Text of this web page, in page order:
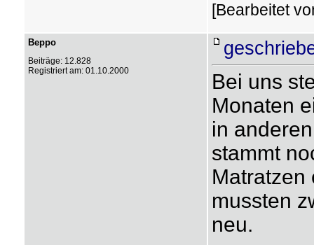
[Bearbeitet
Beppo
Beiträge: 12.828
Registriert am: 01.10.2000
Bei uns
Monaten
in
stammt
Matratzen
mussten
neu.